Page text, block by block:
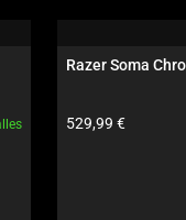
Razer Soma
Precio del
529,99 €